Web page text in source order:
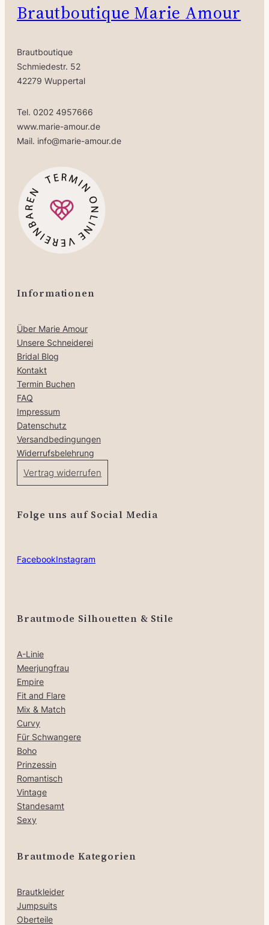
Brautboutique Marie Amour
Brautboutique
Schmiedestr. 52
42279 Wuppertal
Tel. 0202 4957666
www.marie-amour.de
Mail. info@marie-amour.de
Informationen
Über Marie Amour
Unsere Schneiderei
Bridal Blog
Kontakt
Termin Buchen
FAQ
Impressum
Datenschutz
Versandbedingungen
Widerrufsbelehrung
Vertrag widerrufen
Folge uns auf Social Media
FacebookInstagram
Brautmode Silhouetten & Stile
A-Linie
Meerjungfrau
Empire
Fit and Flare
Mix & Match
Curvy
Für Schwangere
Boho
Prinzessin
Romantisch
Vintage
Standesamt
Sexy
Brautmode Kategorien
Brautkleider
Jumpsuits
Oberteile